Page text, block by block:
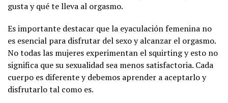
gusta y qué te lleva al orgasmo.
Es importante destacar que la eyaculación femenina no
es esencial para disfrutar del sexo y alcanzar el orgasmo.
No todas las mujeres experimentan el squirting y esto no
significa que su sexualidad sea menos satisfactoria. Cada
cuerpo es diferente y debemos aprender a aceptarlo y
disfrutarlo tal como es.